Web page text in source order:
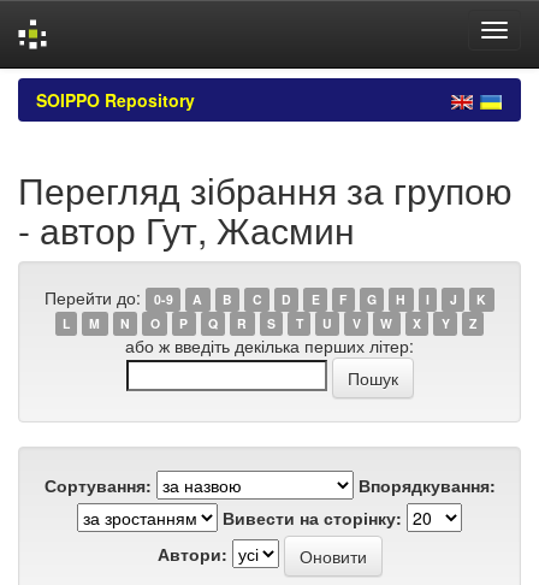
Skip
navigation
SOIPPO Repository
Перегляд зібрання за групою
- автор Гут, Жасмин
Перейти до: 0-9 A B C D E F G H I J
K
L
M N O P Q R S T U V W X Y Z
або ж введіть декілька перших літер:
Сортування:
Впорядкування:
Вивести на сторінку:
Автори: